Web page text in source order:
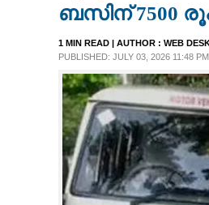
NEWS 360
CASE DIARY
ബസിന് 7500
1 MIN READ | AUTHOR : WEB
PUBLISHED: JULY 03, 2026 11:48